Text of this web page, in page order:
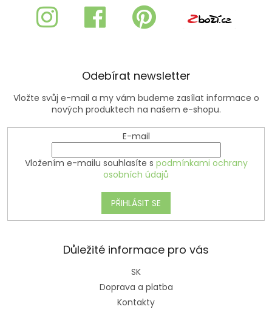
Odebírat newsletter
Vložte svůj e-mail a my vám budeme zasílat informace o
nových produktech na našem e-shopu.
E-mail
Vložením e-mailu souhlasíte s podmínkami ochrany
osobních údajů
PŘIHLÁSIT SE
Důležité informace pro vás
SK
Doprava a platba
Kontakty